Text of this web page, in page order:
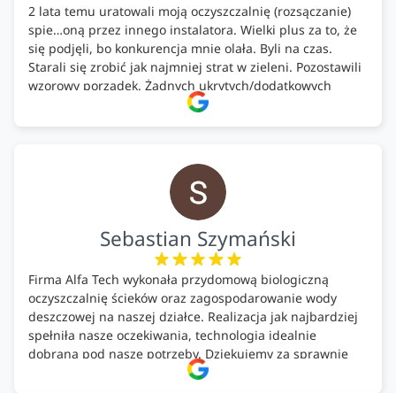
2 lata temu uratowali moją oczyszczalnię (rozsączanie)
spie…oną przez innego instalatora. Wielki plus za to, że
się podjęli, bo konkurencja mnie olała. Byli na czas.
Starali się zrobić jak najmniej strat w zieleni. Pozostawili
wzorowy porządek. Żadnych ukrytych/dodatkowych
kosztów. Zaskoczenie. Kontakt bardzo OK. Obsługa
pomontażowa również OK. A ich środki do oczyszczalni –
Sebastian Szymański
Firma Alfa Tech wykonała przydomową biologiczną
oczyszczalnię ścieków oraz zagospodarowanie wody
deszczowej na naszej działce. Realizacja jak najbardziej
spełniła nasze oczekiwania, technologia idealnie
dobrana pod nasze potrzeby. Dziękujemy za sprawnie
wykonany montaż w świetnej atmosferze! Polecam!